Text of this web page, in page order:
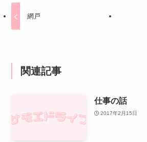
網戸
関連記事
仕事の話
2017年2月15日